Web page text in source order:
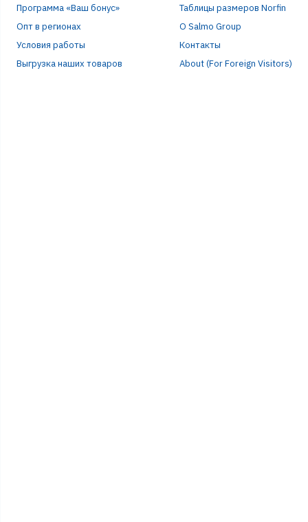
Программа «Ваш бонус»
Опт в регионах
Условия работы
Выгрузка наших товаров
Таблицы размеров Norfin
О Salmo Group
Контакты
About (For Foreign Visitors)